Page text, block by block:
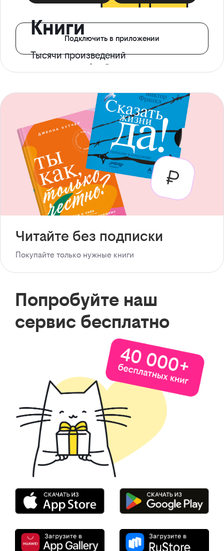
Книги
Тысячи произведений
с доступом офлайн
Подключить в приложении
Читайте без подписки
Покупайте только нужные книги
Попробуйте наш
сервис бесплатно